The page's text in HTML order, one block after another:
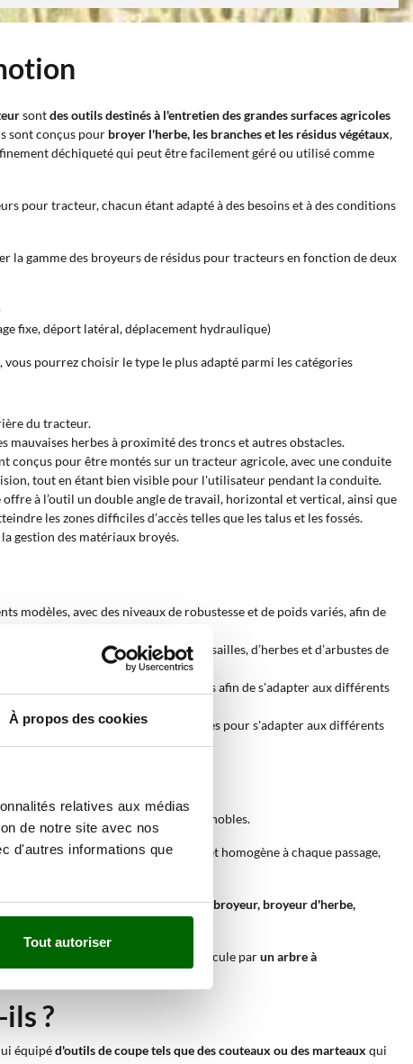
À propos des cookies
relatives aux médias
de notre site avec nos
d'autres informations que
Tout autoriser
sontdes outils destinés à l'entretien des grandes surfaces agricoles
sont conçus pour broyer l'herbe, les branches et les résidus végétaux,
déchiqueté qui peut être facilement géré ou utilisé comme
pour tracteur, chacun étant adapté à des besoins et à des conditions
la gamme des broyeurs de résidus pour tracteurs en fonction de deux
fixe, déport latéral, déplacement hydraulique)
pourrez choisir le type le plus adapté parmi les catégories
du tracteur.
mauvaises herbes à proximité des troncs et autres obstacles.
conçus pour être montés sur un tracteur agricole, avec une conduite
tout en étant bien visible pour l'utilisateur pendant la conduite.
à l’outil un double angle de travail, horizontal et vertical, ainsi que
les zones difficiles d’accès telles que les talus et les fossés.
gestion des matériaux broyés.
modèles, avec des niveaux de robustesse et de poids variés, afin de
idéaux pour le broyage de broussailles, d’herbes et d’arbustes de
niveaux de robustesse et de poids afin de s'adapter aux différents
sont disponibles en différentes séries pour s'adapter aux différents
de leurs champs, oliveraies ou vignobles.
le sol – de relâcher un sol propre et homogène à chaque passage,
tous désignant le même produit :broyeur, broyeur d'herbe,
à la simplicité de son attelage au véhicule parun arbre à
?
équipéd'outils de coupe tels que des couteaux ou des marteaux qui